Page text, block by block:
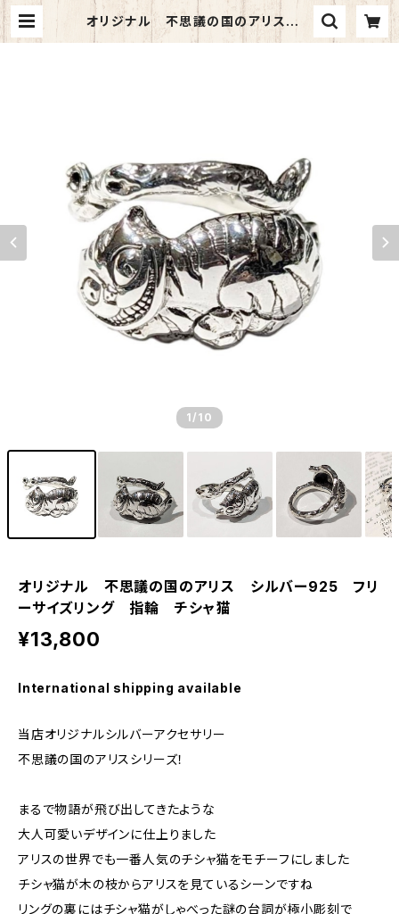
オリジナル 不思議の国のアリス シ
ルバー925 フリーサイズリング 指
1 /10
オリジナル 不思議の国のアリス シルバー925 フリ
ーサイズリング 指輪 チシャ猫
¥13,800
International shipping available
当店オリジナルシルバーアクセサリー
不思議の国のアリスシリーズ！
まるで物語が飛び出してきたような
大人可愛いデザインに仕上りました
アリスの世界でも一番人気のチシャ猫をモチーフにしました
チシャ猫が木の枝からアリスを見ているシーンですね
リングの裏にはチシャ猫がしゃべった謎の台詞が極小彫刻で